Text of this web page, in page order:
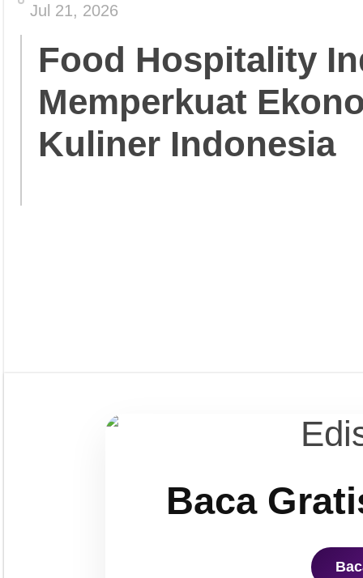
Jul 21, 2026
Food Hospitality
Memperkuat
Kuliner Indonesia
Baca